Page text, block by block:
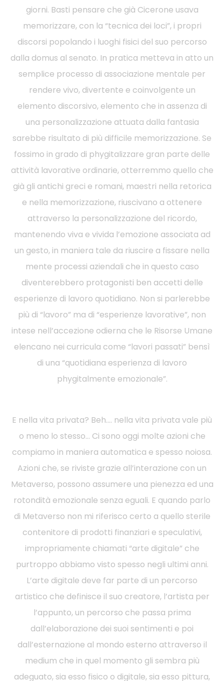
giorni. Basti pensare che già Cicerone usava
memorizzare, con la “tecnica dei loci”, i propri
discorsi popolando i luoghi fisici del suo percorso
dalla domus al senato. In pratica metteva in atto un
semplice processo di associazione mentale per
rendere vivo, divertente e coinvolgente un
elemento discorsivo, elemento che in assenza di
una personalizzazione attuata dalla fantasia
sarebbe risultato di più difficile memorizzazione. Se
fossimo in grado di phygitalizzare gran parte delle
attività lavorative ordinarie, otterremmo quello che
già gli antichi greci e romani, maestri nella retorica
e nella memorizzazione, riuscivano a ottenere
attraverso la personalizzazione del ricordo,
mantenendo viva e vivida l’emozione associata ad
un gesto, in maniera tale da riuscire a fissare nella
mente processi aziendali che in questo caso
diventerebbero protagonisti ben accetti delle
esperienze di lavoro quotidiano. Non si parlerebbe
più di “lavoro” ma di “esperienze lavorative”, non
intese nell’accezione odierna che le Risorse Umane
elencano nei curricula come “lavori passati” bensì
di una “quotidiana esperienza di lavoro
phygitalmente emozionale”.
E nella vita privata? Beh…. nella vita privata vale più
o meno lo stesso… Ci sono oggi molte azioni che
compiamo in maniera automatica e spesso noiosa.
Azioni che, se riviste grazie all’interazione con un
Metaverso, possono assumere una pienezza ed una
rotondità emozionale senza eguali. E quando parlo
di Metaverso non mi riferisco certo a quello sterile
contenitore di prodotti finanziari e speculativi,
impropriamente chiamati “arte digitale” che
purtroppo abbiamo visto spesso negli ultimi anni.
L’arte digitale deve far parte di un percorso
artistico che definisce il suo creatore, l’artista per
l’appunto, un percorso che passa prima
dall’elaborazione dei suoi sentimenti e poi
dall’esternazione al mondo esterno attraverso il
medium che in quel momento gli sembra più
adeguato, sia esso fisico o digitale, sia esso pittura,